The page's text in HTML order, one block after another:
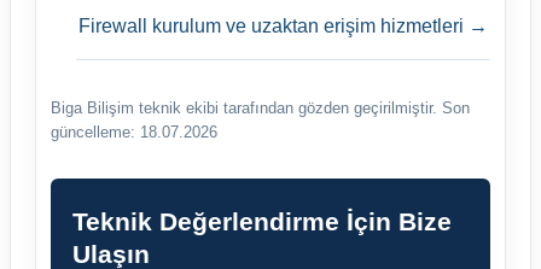
Firewall kurulum ve uzaktan erişim hizmetleri →
Biga Bilişim teknik ekibi tarafından gözden geçirilmiştir. Son
güncelleme: 18.07.2026
Teknik Değerlendirme İçin Bize
Ulaşın